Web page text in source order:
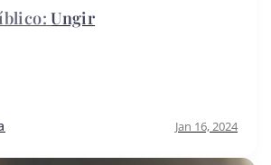
Ungir
Jan 16, 2024